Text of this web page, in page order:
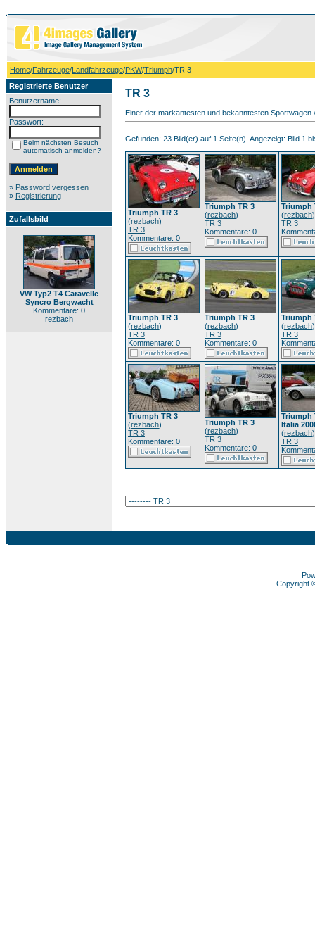
Home/Fahrzeuge/Landfahrzeuge/PKW/Triumph/TR 3
Registrierte Benutzer
Benutzername:
Passwort:
Beim nächsten Besuch
automatisch anmelden?
» Password vergessen
» Registrierung
Zufallsbild
VW Typ2 T4 Caravelle
Syncro Bergwacht
Kommentare: 0
rezbach
TR 3
Einer der markantesten und bekanntesten
Gefunden: 23 Bild(er) auf 1 Seite(n). Angezeigt: Bild 1
Triumph TR 3
(rezbach)
TR 3
Kommentare: 0
Triumph TR 3
(rezbach)
TR 3
Kommentare: 0
Triumph
(rezbach)
TR 3
Triumph TR 3
(rezbach)
TR 3
Kommentare: 0
Triumph TR 3
(rezbach)
TR 3
Kommentare: 0
Triumph
(rezbach)
TR 3
Triumph TR 3
(rezbach)
TR 3
Kommentare: 0
Triumph TR 3
(rezbach)
TR 3
Kommentare: 0
Triumph
Italia
(rezbach)
TR 3
Copyright